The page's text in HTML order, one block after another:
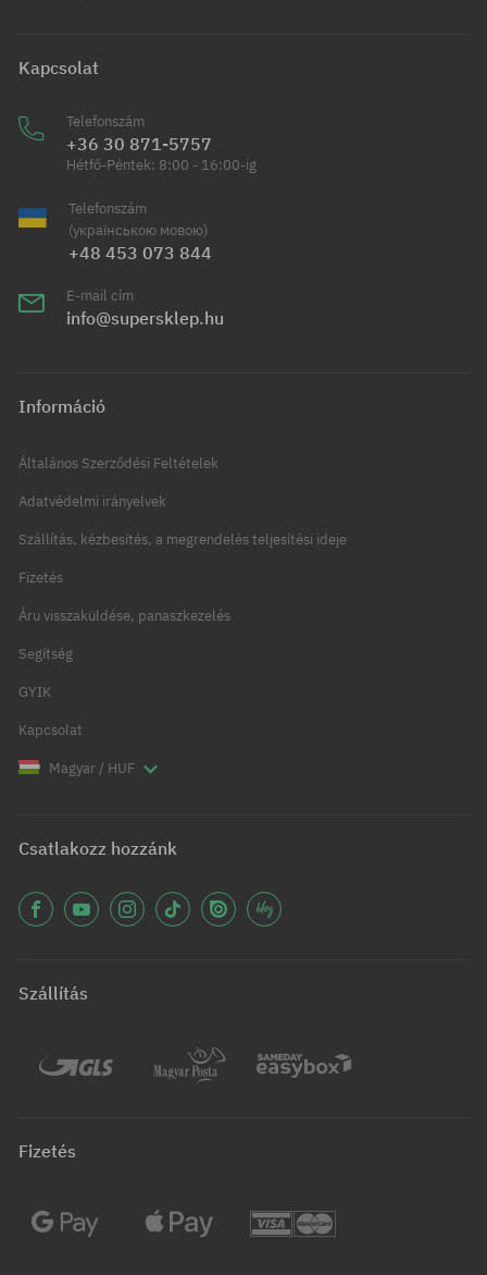
Kapcsolat
Telefonszám
+36 30 871-5757
Hétfő-Péntek: 8:00 - 16:00-ig
Telefonszám
(українською мовою)
+48 453 073 844
E-mail cím
info@supersklep.hu
Információ
Általános Szerződési Feltételek
Adatvédelmi irányelvek
Szállítás, kézbesítés, a megrendelés teljesítési ideje
Fizetés
Áru visszaküldése, panaszkezelés
Segítség
GYIK
Kapcsolat
Magyar / HUF
Csatlakozz hozzánk
Szállítás
Fizetés